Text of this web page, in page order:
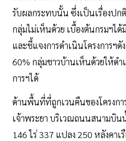
รับผลกระทบนั้น ซึ่งเป็นเรื่องปก
กลุ่มไม่เห็นด้วย เบื้องต้นกรมฯไ
และชี้แจงการดำเนินโครงการฯดั
60% กลุ่มชาวบ้านเห็นด้วยให้ดำ
การฯได้
ด้านพื้นที่ที่ถูกเวนคืนของโครงก
เจ้าพระยา บริเวณถนนสนามบิ
146 ไร่ 337 แปลง 250 หลังคา